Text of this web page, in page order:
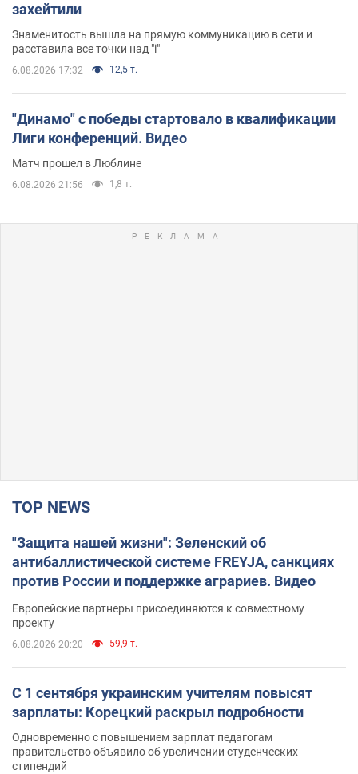
захейтили
Знаменитость вышла на прямую коммуникацию в сети и
расставила все точки над "i"
6.08.2026 17:32 12,5 т.
"Динамо" с победы стартовало в квалификации
Лиги конференций. Видео
Матч прошел в Люблине
6.08.2026 21:56 1,8 т.
TOP NEWS
"Защита нашей жизни": Зеленский об
антибаллистической системе FREYJA, санкциях
против России и поддержке аграриев. Видео
Европейские партнеры присоединяются к совместному
проекту
6.08.2026 20:20 59,9 т.
С 1 сентября украинским учителям повысят
зарплаты: Корецкий раскрыл подробности
Одновременно с повышением зарплат педагогам
правительство объявило об увеличении студенческих
стипендий